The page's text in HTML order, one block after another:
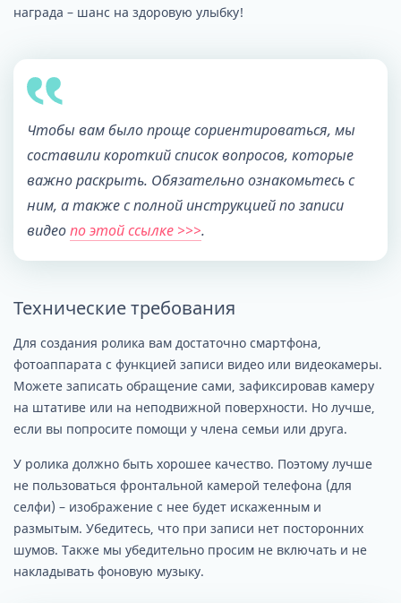
награда – шанс на здоровую улыбку!
Чтобы вам было проще сориентироваться, мы
составили короткий список вопросов, которые
важно раскрыть. Обязательно ознакомьтесь с
ним, а также с полной инструкцией по записи
видеопо этой ссылке >>>.
Технические требования
Для создания ролика вам достаточно смартфона,
фотоаппарата с функцией записи видео или видеокамеры.
Можете записать обращение сами, зафиксировав камеру
на штативе или на неподвижной поверхности. Но лучше,
если вы попросите помощи у члена семьи или друга.
У ролика должно быть хорошее качество. Поэтому лучше
не пользоваться фронтальной камерой телефона (для
селфи) – изображение с нее будет искаженным и
размытым. Убедитесь, что при записи нет посторонних
шумов. Также мы убедительно просим не включать и не
накладывать фоновую музыку.